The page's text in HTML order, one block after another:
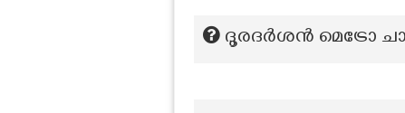
ദൂരദർശൻ മെട്രോ